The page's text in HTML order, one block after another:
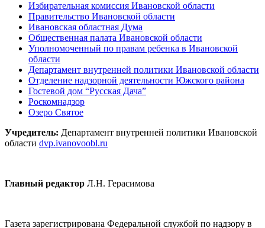
Избирательная комиссия Ивановской области
Правительство Ивановской области
Ивановская областная Дума
Общественная палата Ивановской области
Уполномоченный по правам ребенка в Ивановской
области
Департамент внутренней политики Ивановской области
Отделение надзорной деятельности Южского района
Гостевой дом “Русская Дача”
Роскомнадзор
Озеро Святое
Учредитель: Департамент внутренней политики Ивановской
области dvp.ivanovoobl.ru
Главный редактор Л.Н. Герасимова
Газета зарегистрирована Федеральной службой по надзору в